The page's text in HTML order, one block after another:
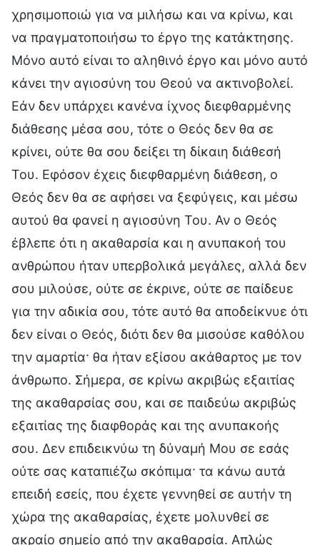
χρησιμοποιώ για να μιλήσω και να κρίνω, και
να πραγματοποιήσω το έργο της κατάκτησης.
Μόνο αυτό είναι το αληθινό έργο και μόνο αυτό
κάνει την αγιοσύνη του Θεού να ακτινοβολεί.
Εάν δεν υπάρχει κανένα ίχνος διεφθαρμένης
διάθεσης μέσα σου, τότε ο Θεός δεν θα σε
κρίνει, ούτε θα σου δείξει τη δίκαιη διάθεσή
Του. Εφόσον έχεις διεφθαρμένη διάθεση, ο
Θεός δεν θα σε αφήσει να ξεφύγεις, και μέσω
αυτού θα φανεί η αγιοσύνη Του. Αν ο Θεός
έβλεπε ότι η ακαθαρσία και η ανυπακοή του
ανθρώπου ήταν υπερβολικά μεγάλες, αλλά δεν
σου μιλούσε, ούτε σε έκρινε, ούτε σε παίδευε
για την αδικία σου, τότε αυτό θα αποδείκνυε ότι
δεν είναι ο Θεός, διότι δεν θα μισούσε καθόλου
την αμαρτία· θα ήταν εξίσου ακάθαρτος με τον
άνθρωπο. Σήμερα, σε κρίνω ακριβώς εξαιτίας
της ακαθαρσίας σου, και σε παιδεύω ακριβώς
εξαιτίας της διαφθοράς και της ανυπακοής
σου. Δεν επιδεικνύω τη δύναμή Μου σε εσάς
ούτε σας καταπιέζω σκόπιμα· τα κάνω αυτά
επειδή εσείς, που έχετε γεννηθεί σε αυτήν τη
χώρα της ακαθαρσίας, έχετε μολυνθεί σε
ακραίο σημείο από την ακαθαρσία. Απλώς